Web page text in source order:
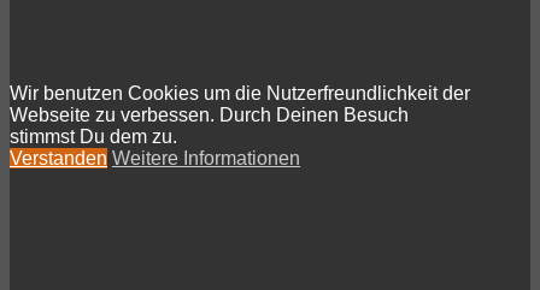
Wir benutzen Cookies um die Nutzerfreundlichkeit der
Webseite zu verbessen. Durch Deinen Besuch
stimmst Du dem zu.
Verstanden Weitere Informationen